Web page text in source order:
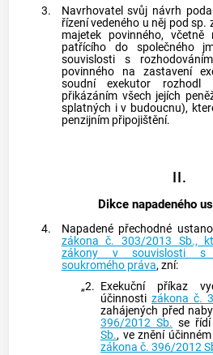
3.
Navrhovatel svůj návrh
řízení vedeného u něj pod
majetek povinného,
patřícího do společného
souvislosti s
povinného na zastavení
soudní exekutor rozhodl
přikázáním všech jejích
splatných i v budoucnu),
penzijním připojištění.
II.
Dikce napadeného
4. Napadené přechodné
zákona č. 303/2013 Sb.,
zákony v souvislosti s
soukromého práva, zní:
„2. Exekuční příkaz
účinnosti zákona č.
zahájených před
396/2012 Sb. se řídí
Sb., ve znění
zákona č. 396/2012